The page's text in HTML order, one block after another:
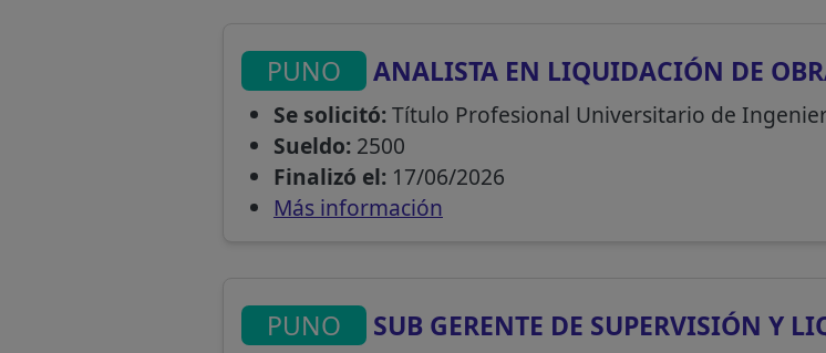
PUNO ANALISTA EN LIQUIDACIÓN DE
Se solicitó:Título Profesional Universitario de
Sueldo:2500
Finalizó el:17/06/2026
Más información
PUNO SUB GERENTE DE SUPERVISIÓN Y